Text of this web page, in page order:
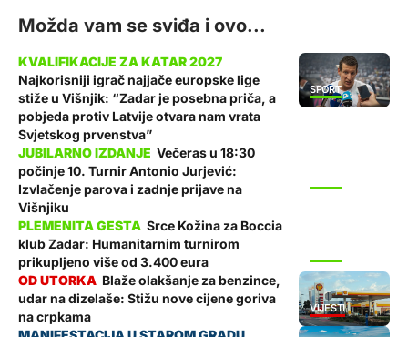
Možda vam se sviđa i ovo...
SPORT
Najkorisniji igrač najjače europske lige
stiže u Višnjik: “Zadar je posebna priča, a
pobjeda protiv Latvije otvara nam vrata
Svjetskog prvenstva”
Večeras u 18:30
počinje 10. Turnir Antonio Jurjević:
Izvlačenje parova i zadnje prijave na
Višnjiku
Srce Kožina za Boccia
klub Zadar: Humanitarnim turnirom
prikupljeno više od 3.400 eura
VIJESTI
Blaže olakšanje za benzince,
udar na dizelaše: Stižu nove cijene goriva
na crpkama